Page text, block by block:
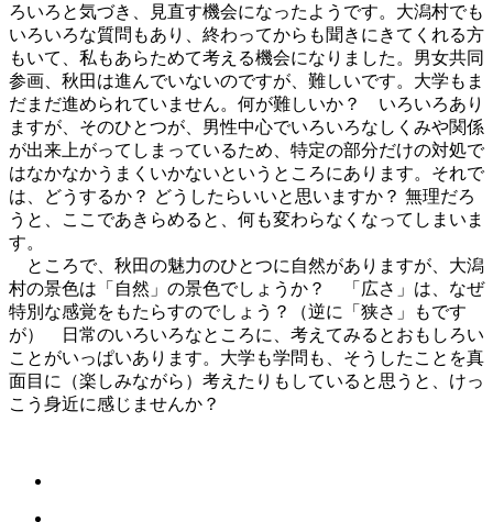
ろいろと気づき、見直す機会になったようです。大潟村でも
いろいろな質問もあり、終わってからも聞きにきてくれる方
もいて、私もあらためて考える機会になりました。男女共同
参画、秋田は進んでいないのですが、難しいです。大学もま
だまだ進められていません。何が難しいか？ いろいろあり
ますが、そのひとつが、男性中心でいろいろなしくみや関係
が出来上がってしまっているため、特定の部分だけの対処で
はなかなかうまくいかないというところにあります。それで
は、どうするか？ どうしたらいいと思いますか？ 無理だろ
うと、ここであきらめると、何も変わらなくなってしまいま
す。
ところで、秋田の魅力のひとつに自然がありますが、大潟
村の景色は「自然」の景色でしょうか？ 「広さ」は、なぜ
特別な感覚をもたらすのでしょう？（逆に「狭さ」もです
が） 日常のいろいろなところに、考えてみるとおもしろい
ことがいっぱいあります。大学も学問も、そうしたことを真
面目に（楽しみながら）考えたりもしていると思うと、けっ
こう身近に感じませんか？